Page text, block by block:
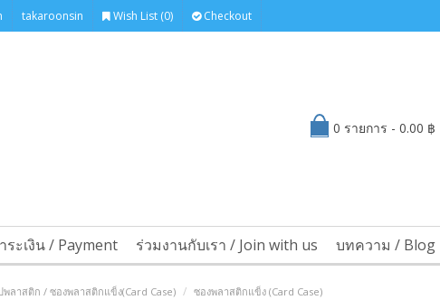
takaroonsin Wish List (0) Checkout
0 รายการ - 0.00 ฿
ระเงิน / Payment ร่วมงานกับเรา / Join with us บทความ / Blog
ลาสติก / ซองพลาสติกแข็ง(Card Case) ซองพลาสติกแข็ง (Card Case)